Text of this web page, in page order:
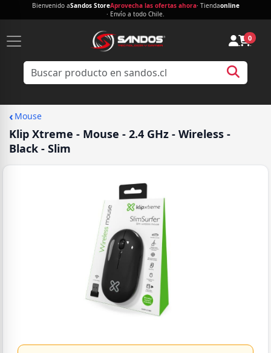
Bienvenido aSandos StoreAprovecha las ofertas ahora· Tiendaonline
· Envío a todo Chile.
0
‹ Mouse
Klip Xtreme - Mouse - 2.4 GHz - Wireless -
Black - Slim